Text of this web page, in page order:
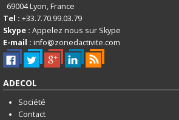
69004Lyon, France
Tel : +33.7.70.99.03.79
Skype : Appelez nous sur Skype
E-mail : info@zonedactivite.com
ADECOL
Société
Contact